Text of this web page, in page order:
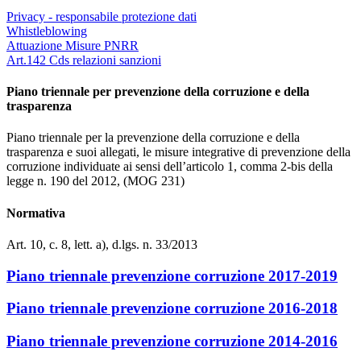
Privacy - responsabile protezione dati
Whistleblowing
Attuazione Misure PNRR
Art.142 Cds relazioni sanzioni
Piano triennale per prevenzione della corruzione e della
trasparenza
Piano triennale per la prevenzione della corruzione e della
trasparenza e suoi allegati, le misure integrative di prevenzione della
corruzione individuate ai sensi dell’articolo 1, comma 2-bis della
legge n. 190 del 2012, (MOG 231)
Normativa
Art. 10, c. 8, lett. a), d.lgs. n. 33/2013
Piano triennale prevenzione corruzione 2017-2019
Piano triennale prevenzione corruzione 2016-2018
Piano triennale prevenzione corruzione 2014-2016